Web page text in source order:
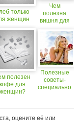
только
женщин
полезен
кофе для
женщин?
Чем
полезна
вишня для
женщин
Полезные
советы-
специально
оцените её или